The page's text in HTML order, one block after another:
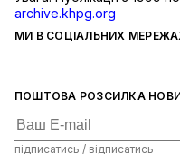
ПОШТОВА РОЗСИЛКА
підписатись / відписатись
МИ В СОЦІАЛЬНИХ
archive.khpg.org